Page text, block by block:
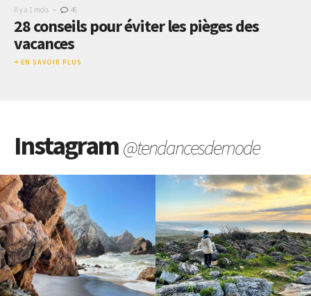
Il y a 1 mois - 46
28 conseils pour éviter les pièges des
vacances
EN SAVOIR PLUS
Instagram@tendancesdemode